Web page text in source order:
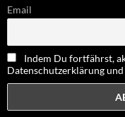
Email
Indem Du fortfährst,
Datenschutzerklärung